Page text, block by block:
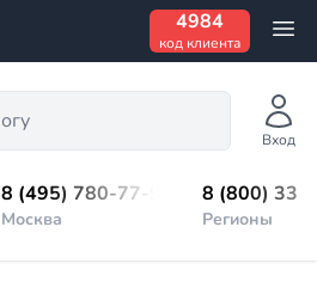
4984
код клиента
Вход
8 (495) 780-77-98
Москва
8 (800)
Регионы